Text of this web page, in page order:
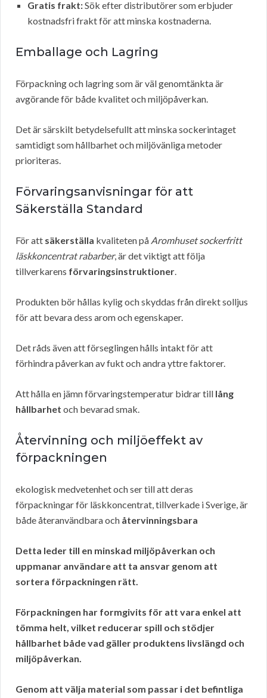
Gratis frakt:Sök efter distributörer som erbjuder
kostnadsfri frakt för att minska kostnaderna.
Emballage och Lagring
Förpackning och lagring som är väl genomtänkta är
avgörande för både kvalitet och miljöpåverkan.
Det är särskilt betydelsefullt att minska sockerintaget
samtidigt som hållbarhet och miljövänliga metoder
prioriteras.
Förvaringsanvisningar för att
Säkerställa Standard
För att säkerställa kvaliteten på Aromhuset sockerfritt
läskkoncentrat rabarber, är det viktigt att följa
tillverkarens förvaringsinstruktioner.
Produkten bör hållas kylig och skyddas från direkt solljus
för att bevara dess arom och egenskaper.
Det råds även att förseglingen hålls intakt för att
förhindra påverkan av fukt och andra yttre faktorer.
Att hålla en jämn förvaringstemperatur bidrar till lång
hållbarhet och bevarad smak.
Återvinning och miljöeffekt av
förpackningen
ekologisk medvetenhet och ser till att deras
förpackningar för läskkoncentrat, tillverkade i Sverige, är
både återanvändbara och återvinningsbara
Detta leder till en minskad miljöpåverkan och
uppmanar användare att ta ansvar genom att
sortera förpackningen rätt.
Förpackningen har formgivits för att vara enkel att
tömma helt, vilket reducerar spill och stödjer
hållbarhet både vad gäller produktens livslängd och
miljöpåverkan.
Genom att välja material som passar i det befintliga